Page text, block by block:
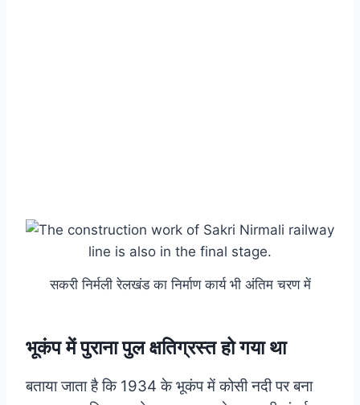
सकरी निर्मली रेलखंड का निर्माण कार्य भी अंतिम चरण में
भूकंप में पुराना पुल क्षतिग्रस्त हो गया था
बताया जाता है कि 1934 के भूकंप में कोसी नदी पर बना